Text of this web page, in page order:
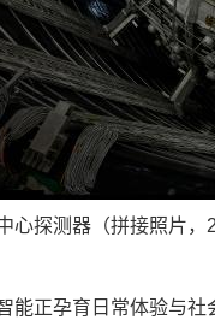
探测器（拼接照片，
正孕育日常体验与社